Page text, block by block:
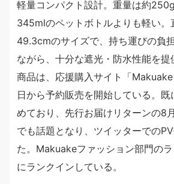
軽量コンパクト設計。重量は約
345mlのペットボトルよりも軽い
49.3cmのサイズで、持ち運びの負
ながら、十分な遮光・防水性能を提
商品は、応援購入サイト「
日から予約販売を開始している。
めており、先行お届けリターンの8
でも話題となり、ツイッターでの
た。Makuakeファッション部門の
にランクインしている。